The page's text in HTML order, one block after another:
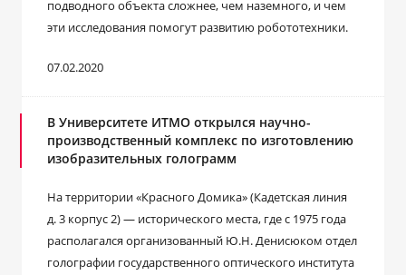
подводного объекта сложнее, чем наземного, и чем
эти исследования помогут развитию робототехники.
07.02.2020
В Университете ИТМО открылся научно-
производственный комплекс по изготовлению
изобразительных голограмм
На территории «Красного Домика» (Кадетская линия
д. 3 корпус 2) — исторического места, где с 1975 года
располагался организованный Ю.Н. Денисюком отдел
голографии государственного оптического института